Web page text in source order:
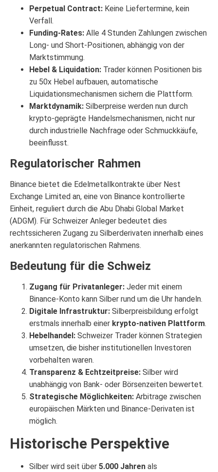
Perpetual Contract: Keine Liefertermine, kein
Verfall.
Funding-Rates: Alle 4 Stunden Zahlungen zwischen
Long- und Short-Positionen, abhängig von der
Marktstimmung.
Hebel & Liquidation: Trader können Positionen bis
zu 50x Hebel aufbauen, automatische
Liquidationsmechanismen sichern die Plattform.
Marktdynamik: Silberpreise werden nun durch
krypto-geprägte Handelsmechanismen, nicht nur
durch industrielle Nachfrage oder Schmuckkäufe,
beeinflusst.
Regulatorischer Rahmen
Binance bietet die Edelmetallkontrakte über Nest
Exchange Limited an, eine von Binance kontrollierte
Einheit, reguliert durch die Abu Dhabi Global Market
(ADGM). Für Schweizer Anleger bedeutet dies
rechtssicheren Zugang zu Silberderivaten innerhalb eines
anerkannten regulatorischen Rahmens.
Bedeutung für die Schweiz
Zugang für Privatanleger: Jeder mit einem
Binance-Konto kann Silber rund um die Uhr handeln.
Digitale Infrastruktur: Silberpreisbildung erfolgt
erstmals innerhalb einer krypto-nativen Plattform.
Hebelhandel: Schweizer Trader können Strategien
umsetzen, die bisher institutionellen Investoren
vorbehalten waren.
Transparenz & Echtzeitpreise: Silber wird
unabhängig von Bank- oder Börsenzeiten bewertet.
Strategische Möglichkeiten: Arbitrage zwischen
europäischen Märkten und Binance-Derivaten ist
möglich.
Historische Perspektive
Silber wird seit über 5.000 Jahren als